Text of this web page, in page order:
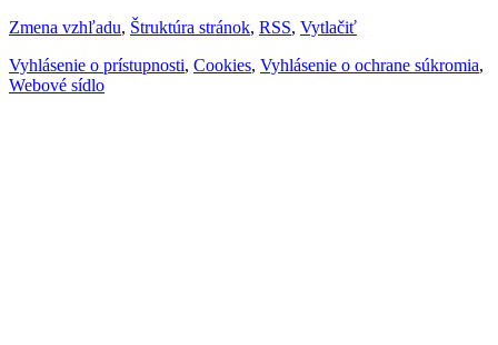
Zmena vzhľadu, Štruktúra stránok, RSS, Vytlačiť
Vyhlásenie o prístupnosti, Cookies, Vyhlásenie o ochrane súkromia,
Webové sídlo